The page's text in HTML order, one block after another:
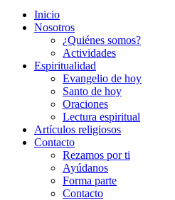
Inicio
Nosotros
¿Quiénes somos?
Actividades
Espiritualidad
Evangelio de hoy
Santo de hoy
Oraciones
Lectura espiritual
Artículos religiosos
Contacto
Rezamos por ti
Ayúdanos
Forma parte
Contacto